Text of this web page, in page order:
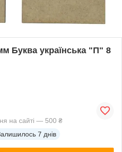
Буква українська "П" 8
на сайті — 500 ₴
7 днів